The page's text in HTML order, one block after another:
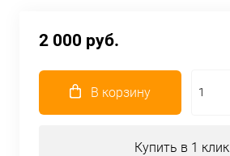
2 000 руб.
В корзину
Купить в 1 клик